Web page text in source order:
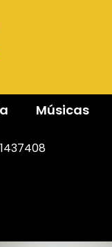
Músicas
1437408